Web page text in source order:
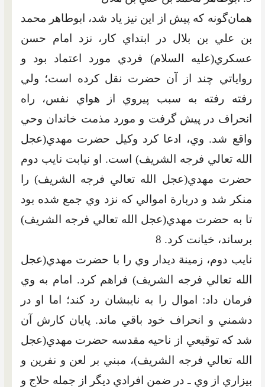
همان‌گونه که پيش از اين نيز ياد شد، ابوطاهر محمد
بن علي بن بلال در ابتداي کار، نزد امام حسن
عسکري(عليه السلام) فردي مورد اعتماد بود و
رواياتي چند از آن حضرت نقل کرده است؛ ولي
رفته رفته به سبب پيروي از هواي نفس، راه
انحراف در پيش گرفت و مورد مذمت خاندان وحي
واقع شد. وي، ادعا کرد وکيل حضرت مهدي(عجل
الله تعالي فرجه الشريف) است. او نيابت نايب دوم
حضرت مهدي(عجل الله تعالي فرجه الشريف) را
منکر شد و دربارة اموالي که نزد وي جمع شده بود
تا به حضرت مهدي(عجل الله تعالي فرجه الشريف)
برساند، خيانت کرد. 8
نايب دوم، زمينة ديدار وي را با حضرت مهدي(عجل
الله تعالي فرجه الشريف) فراهم کرد. امام به وي
فرمان داد: اموال را به نايبشان رد کند؛ اما او در
دشمني و انحراف خود باقي ماند. پايان کارش آن
شد که توقيعي از ناحيه مقدسه حضرت مهدي(عجل
الله تعالي فرجه الشريف)، مبني بر لعن و نفرين و
بيزاري از وي ـ در ضمن افرادي ديگر از جمله حلاج و